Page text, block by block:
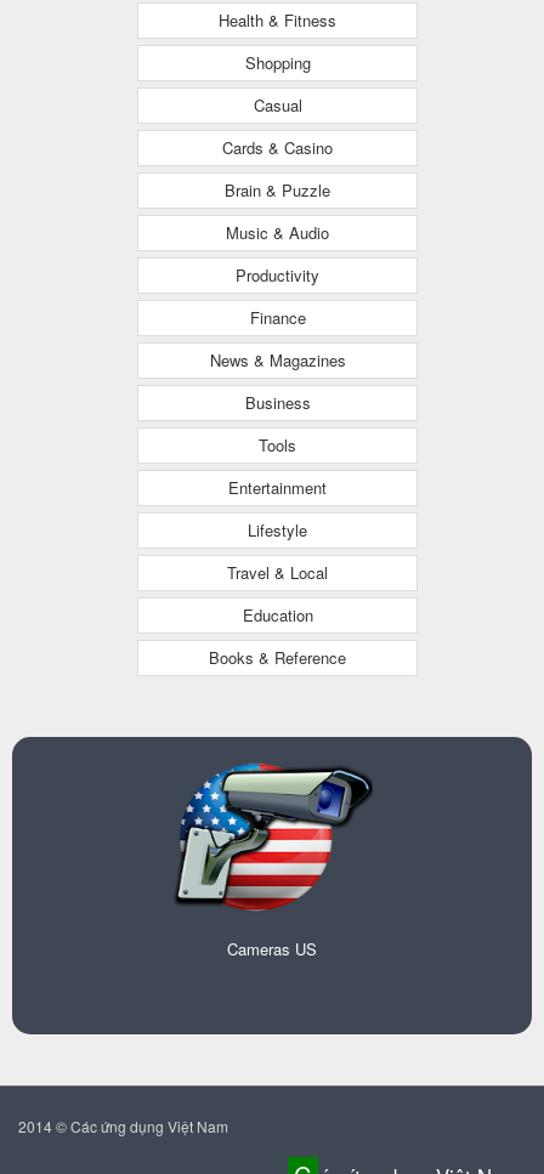
Health & Fitness
Shopping
Casual
Cards & Casino
Brain & Puzzle
Music & Audio
Productivity
Finance
News & Magazines
Business
Tools
Entertainment
Lifestyle
Travel & Local
Education
Books & Reference
Cameras US
2014 © Các ứng dụng Việt Nam